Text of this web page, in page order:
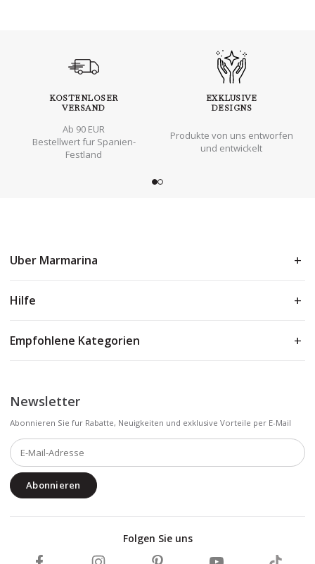
KOSTENLOSER
VERSAND
Ab 90 EUR
Bestellwert fur Spanien-
Festland
EXKLUSIVE
DESIGNS
Produkte von uns entworfen
und entwickelt
Uber Marmarina
Hilfe
Empfohlene Kategorien
Newsletter
Abonnieren Sie fur Rabatte, Neuigkeiten und exklusive Vorteile per E-Mail
Abonnieren
Folgen Sie uns